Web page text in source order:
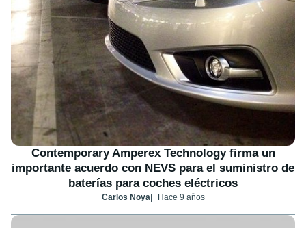
Contemporary Amperex Technology firma un
importante acuerdo con NEVS para el suministro de
baterías para coches eléctricos
Carlos Noya Hace 9 años